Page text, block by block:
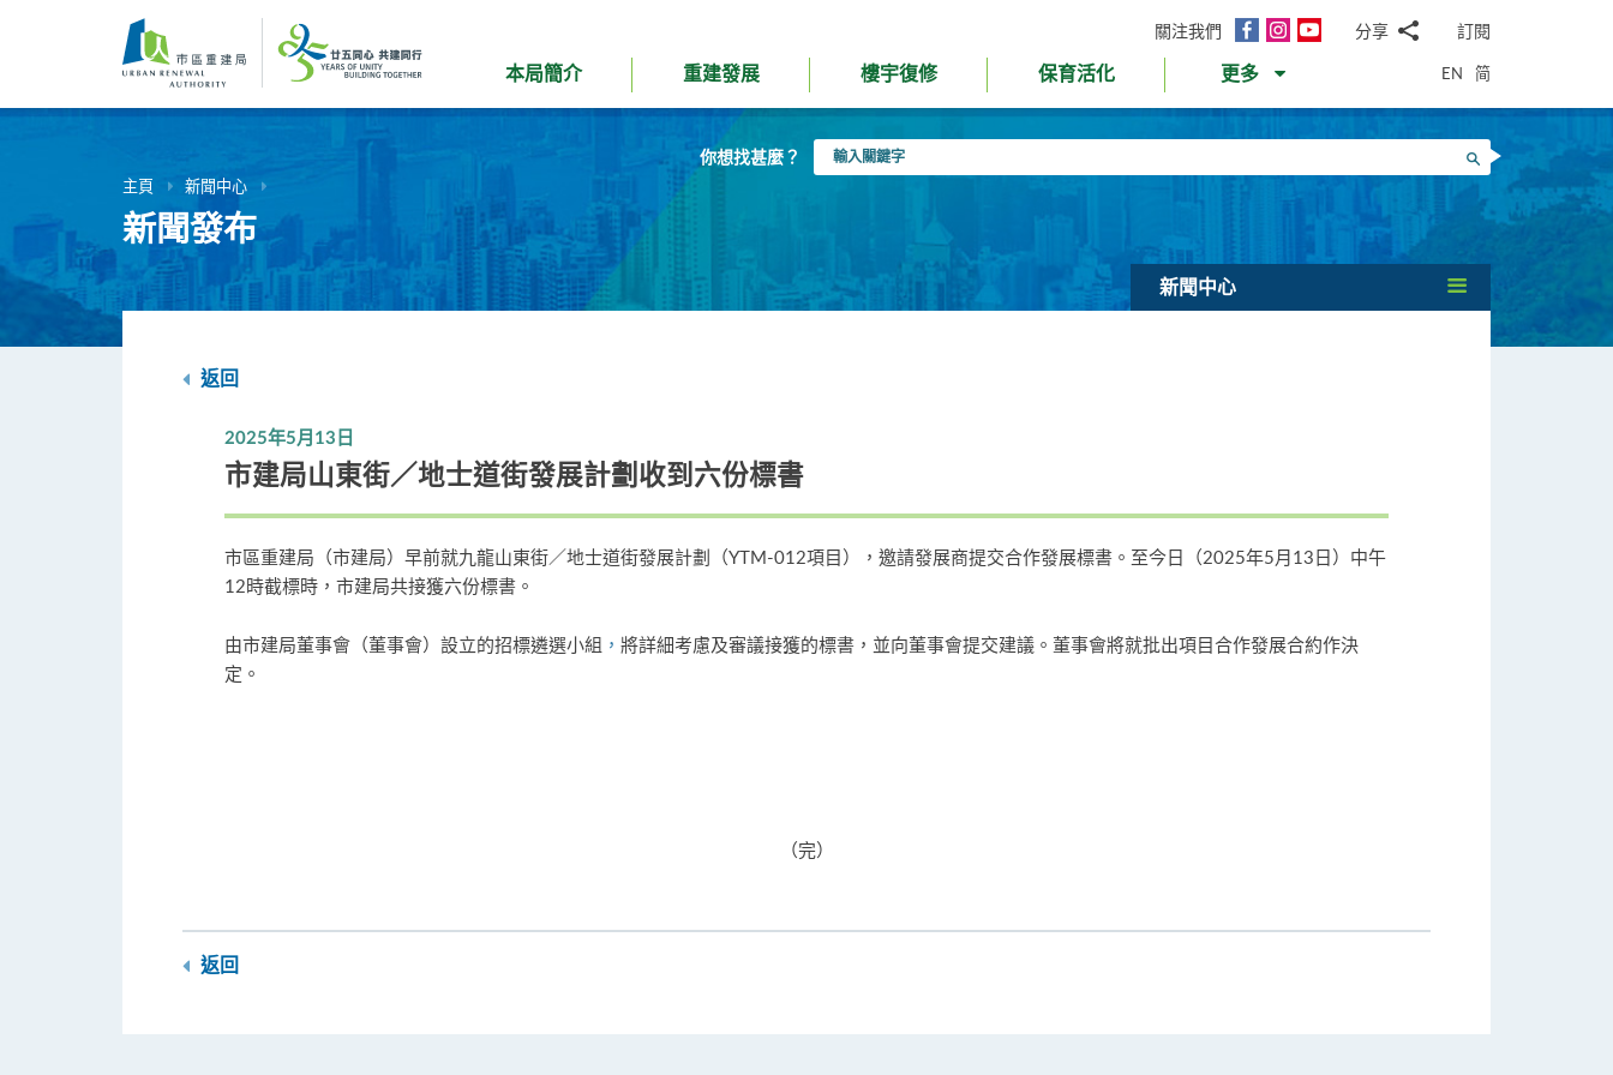
內
關注我們
面
InstagramYouTube分享
郵WhatsApp
微
信
面
書Twitter
LinkedIn
微
訂閱
本局簡介 重建發展 樓宇復修 保育活化 更多 EN 简
你想找甚麼？
入
搜尋
主頁 新聞中心
新聞發布
新聞中心
返回
2025年5月13日
市建局山東街／地士道街發展計劃收到六份標書
市區重建局（市建局）早前就九龍山東街／地士道街發展計劃（YTM-012項目），邀請發展商提交合作發展標書。至今日（2025年5月13日）中午
12時截標時，市建局共接獲六份標書。
由市建局董事會（董事會）設立的招標遴選小組 ， 將詳細考慮及審議接獲的標書，並向董事會提交建議。董事會將就批出項目合作發展合約作決
定。
（完）
返回